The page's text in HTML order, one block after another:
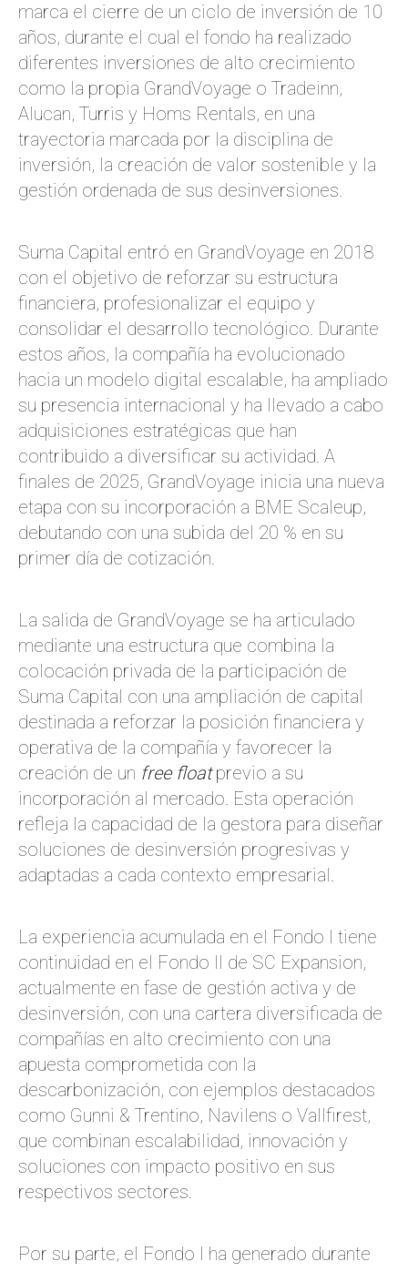
marca el cierre de un ciclo de inversión de 10
años, durante el cual el fondo ha realizado
diferentes inversiones de alto crecimiento
como la propia GrandVoyage o Tradeinn,
Alucan, Turris y Homs Rentals, en una
trayectoria marcada por la disciplina de
inversión, la creación de valor sostenible y la
gestión ordenada de sus desinversiones.
Suma Capital entró en GrandVoyage en 2018
con el objetivo de reforzar su estructura
financiera, profesionalizar el equipo y
consolidar el desarrollo tecnológico. Durante
estos años, la compañía ha evolucionado
hacia un modelo digital escalable, ha ampliado
su presencia internacional y ha llevado a cabo
adquisiciones estratégicas que han
contribuido a diversificar su actividad. A
finales de 2025, GrandVoyage inicia una nueva
etapa con su incorporación a BME Scaleup,
debutando con una subida del 20 % en su
primer día de cotización.
La salida de GrandVoyage se ha articulado
mediante una estructura que combina la
colocación privada de la participación de
Suma Capital con una ampliación de capital
destinada a reforzar la posición financiera y
operativa de la compañía y favorecer la
creación de un free floatprevio a su
incorporación al mercado. Esta operación
refleja la capacidad de la gestora para diseñar
soluciones de desinversión progresivas y
adaptadas a cada contexto empresarial.
La experiencia acumulada en el Fondo I tiene
continuidad en el Fondo II de SC Expansion,
actualmente en fase de gestión activa y de
desinversión, con una cartera diversificada de
compañías en alto crecimiento con una
apuesta comprometida con la
descarbonización, con ejemplos destacados
como Gunni & Trentino, Navilens o Vallfirest,
que combinan escalabilidad, innovación y
soluciones con impacto positivo en sus
respectivos sectores.
Por su parte, el Fondo I ha generado durante